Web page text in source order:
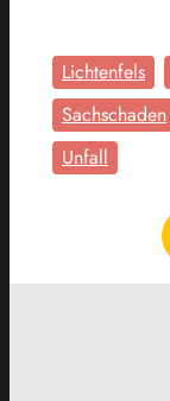
Lichtenfels
Sachschaden
Unfall